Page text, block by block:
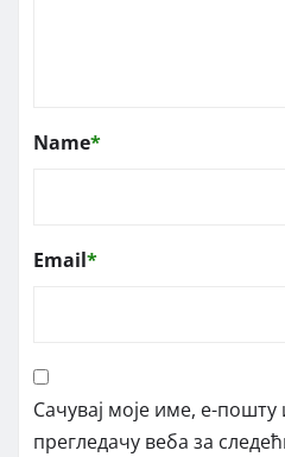
Name*
Email*
Сачувај моје име, е-
прегледачу веба за